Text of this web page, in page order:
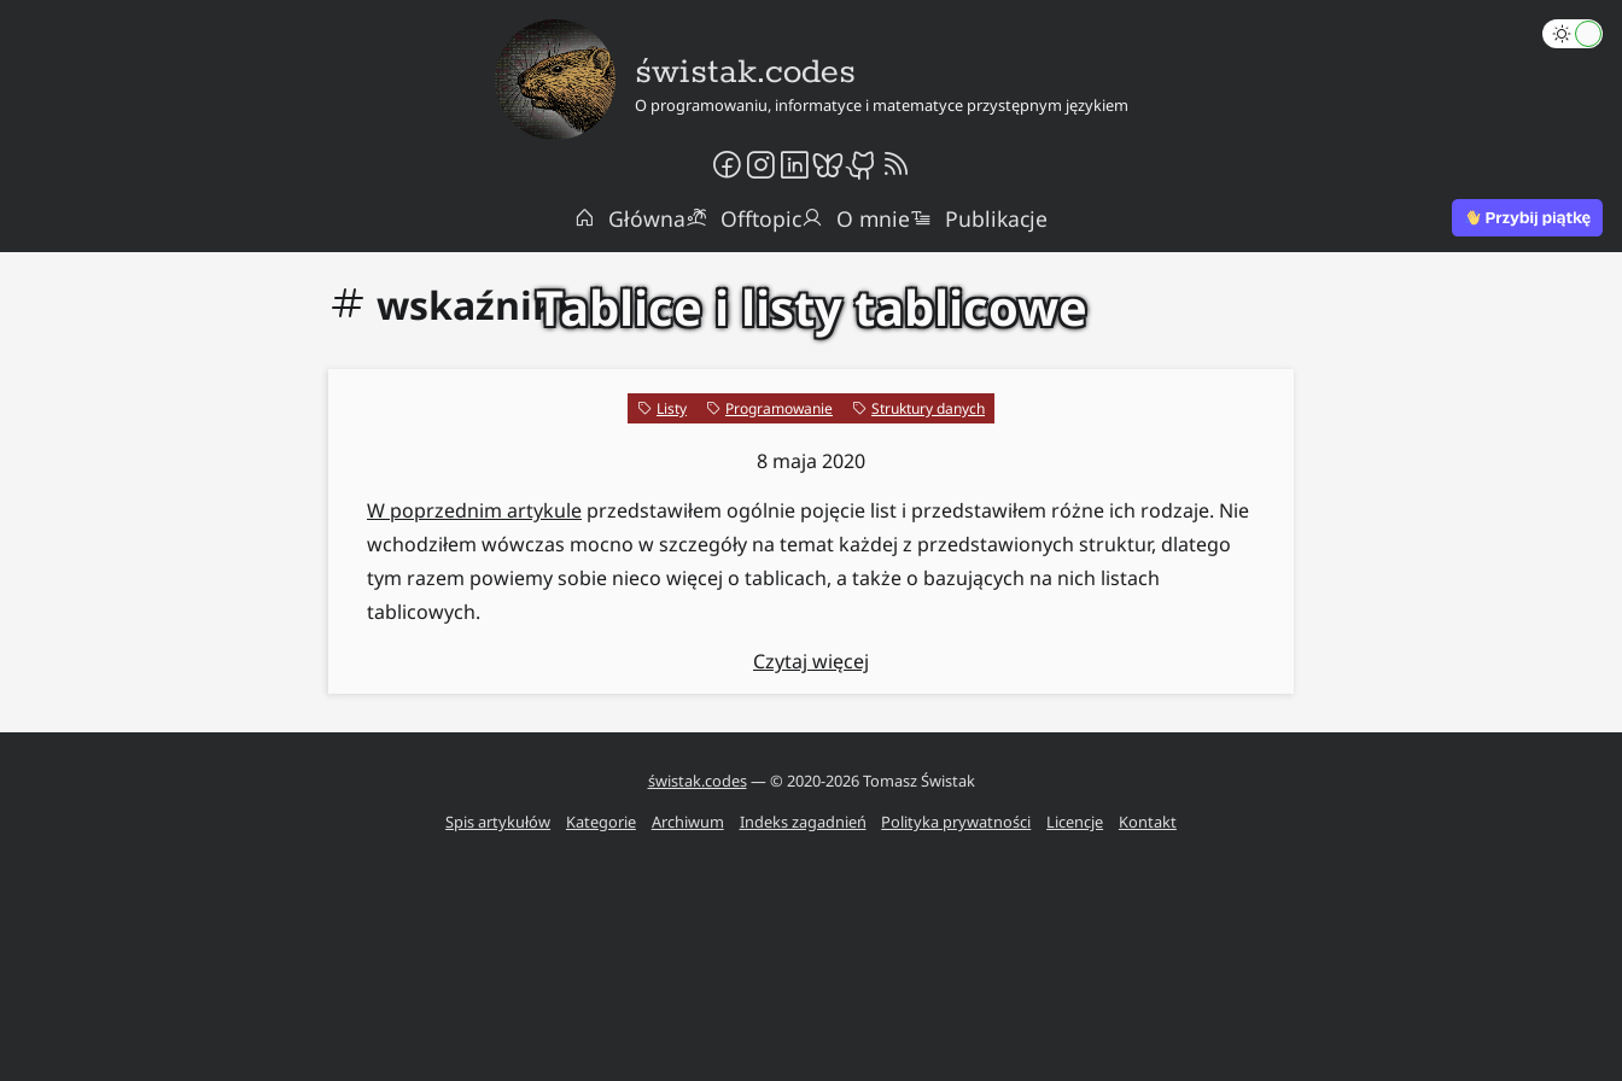
świstak.codes
O programowaniu, informatyce i matematyce przystępnym językiem
Główna Offtopic O mnie Publikacje
wskaźnikiTablice i listy tablicowe
Listy Programowanie Struktury danych
8 maja 2020
W poprzednim artykule przedstawiłem ogólnie pojęcie list i przedstawiłem różne ich rodzaje. Nie
wchodziłem wówczas mocno w szczegóły na temat każdej z przedstawionych struktur, dlatego
tym razem powiemy sobie nieco więcej o tablicach, a także o bazujących na nich listach
tablicowych.
Czytaj więcej
świstak.codes— © 2020-2026Tomasz Świstak
Spis artykułów
Kategorie Archiwum Indeks zagadnień Polityka prywatności Licencje Kontakt